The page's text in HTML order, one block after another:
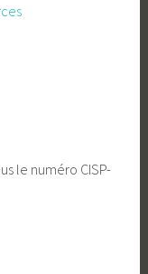
le numéro CISP-